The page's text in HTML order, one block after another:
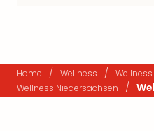
Home / Wellness /
Wellness Niedersachsen /